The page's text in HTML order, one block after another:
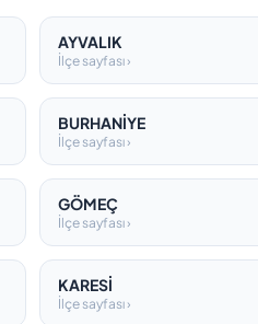
AYVALIK
İlçe sayfası ›
BURHANİYE
İlçe sayfası ›
GÖMEÇ
İlçe sayfası ›
KARESİ
İlçe sayfası ›